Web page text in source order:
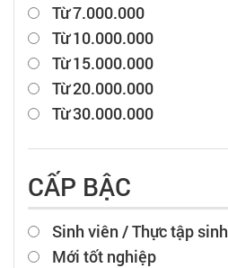
Từ 7.000.000
Từ 10.000.000
Từ 15.000.000
Từ 20.000.000
Từ 30.000.000
CẤP BẬC
Sinh viên / Thực tập sinh
Mới tốt nghiệp